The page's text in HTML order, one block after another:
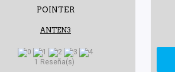
POINTER
ANTEN3
1 Reseña(s)